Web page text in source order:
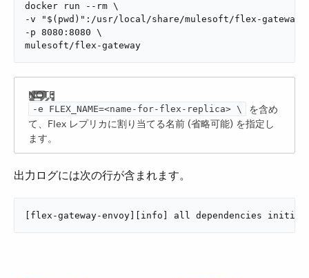
docker run --rm \
-v "$(pwd)":/usr/local/share/mulesoft/flex-
-p 8080:8080 \
mulesoft/flex-gateway
-e ​FLEX_NAME​=<name-for-flex-replica> \
を含め
て、Flex レプリカに割り当てる名前 (省略可能) を指定し
ます。
出力ログには次の行が含まれます。
[flex-gateway-envoy][info] all dependencies